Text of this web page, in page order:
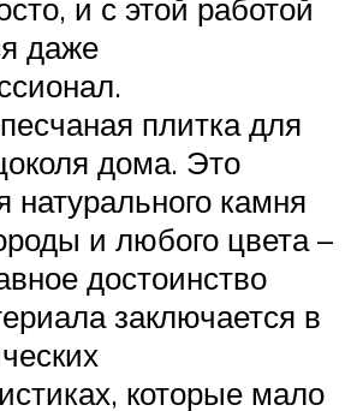
и с этой работой
даже
плитка для
дома. Это
натурального камня
и любого цвета –
достоинство
заключается в
которые мало